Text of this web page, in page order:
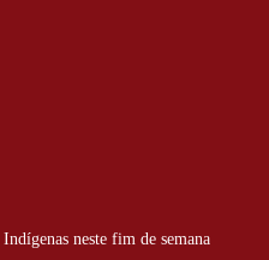
neste fim de semana